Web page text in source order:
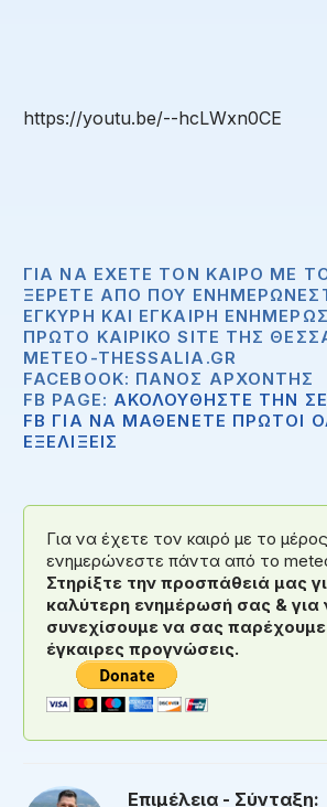
https://youtu.be/--hcLWxn0CE
ΓΙΑ ΝΑ ΈΧΕΤΕ ΤΟΝ ΚΑΙΡΌ ΜΕ
ΞΈΡΕΤΕ ΑΠΟ ΠΟΥ
ΈΓΚΥΡΗ ΚΑΙ ΈΓΚΑΙΡΗ
ΠΡΏΤΟ ΚΑΙΡΙΚΌ SITE ΤΗΣ
METEO-THESSALIA.GR
FACEBOOK: ΠΆΝΟΣ ΑΡΧΟΝΤΉΣ
FB PAGE: ΑΚΟΛΟΥΘΗΣΤΕ ΤΗΝ
FB ΓΙΑ ΝΑ ΜΑΘΕΝΕΤΕ ΠΡΩΤΟΙ
ΕΞΕΛΙΞΕΙΣ
Για να έχετε τον καιρό με το
ενημερώνεστε πάντα από το
Στηρίξτε την προσπάθειά μας
καλύτερη ενημέρωσή σας & για
συνεχίσουμε να σας παρέχουμε
έγκαιρες προγνώσεις.
Επιμέλεια - Σύνταξη: